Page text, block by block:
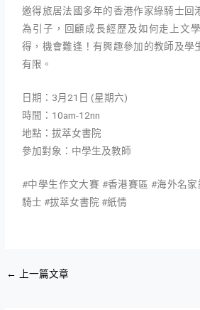
邀得旅居法國多年的香港作家綠騎士回
為引子，回顧成長經歷及如何走上文
得，機會難逢！有興趣參加的教師及學
有限。
日期：3月21日 (星期六)
時間：10am-12nn
地點：拔萃女書院
參加對象：中學生及教師
#中學生作文大賽 #香港賽區 #海外名
騎士 #拔萃女書院 #紙情
← 上一篇文章